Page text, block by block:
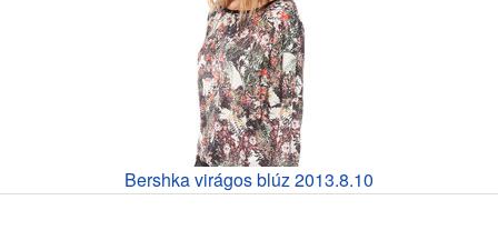
Bershka virágos blúz 2013.8.10